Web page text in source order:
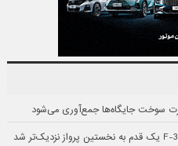
سوخت جایگاه‌ها جمع‌آوری می‌شود